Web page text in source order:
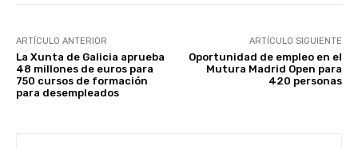
ARTÍCULO ANTERIOR
La Xunta de Galicia aprueba
48 millones de euros para
750 cursos de formación
para desempleados
ARTÍCULO SIGUIENTE
Oportunidad de empleo en el
Mutura Madrid Open para
420 personas